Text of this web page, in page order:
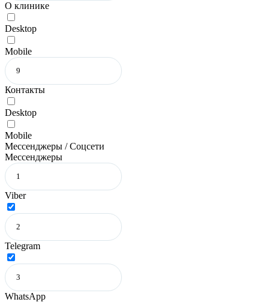
О клинике
Desktop
Mobile
Контакты
Desktop
Mobile
Мессенджеры / Соцсети
Мессенджеры
Viber
Telegram
WhatsApp